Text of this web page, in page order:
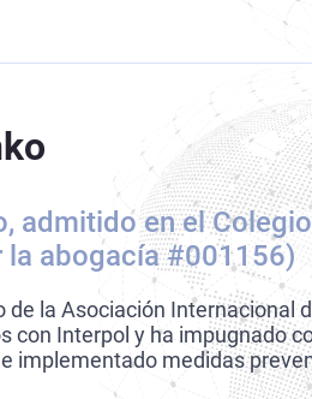
admitido en el
abogacía #001156)
la Asociación Internacional
con Interpol y ha impugnado
implementado medidas